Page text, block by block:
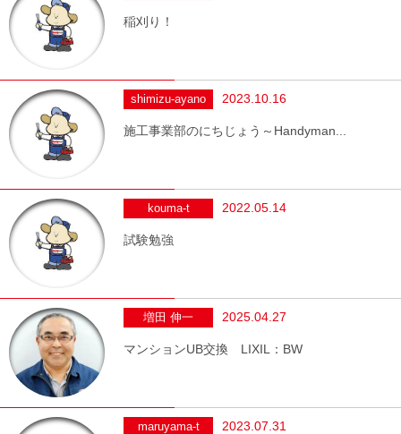
稲刈り！
shimizu-ayano 2023.10.16
施工事業部のにちじょう～Handyman...
kouma-t 2022.05.14
試験勉強
増田 伸一 2025.04.27
マンションUB交換 LIXIL：BW
maruyama-t 2023.07.31